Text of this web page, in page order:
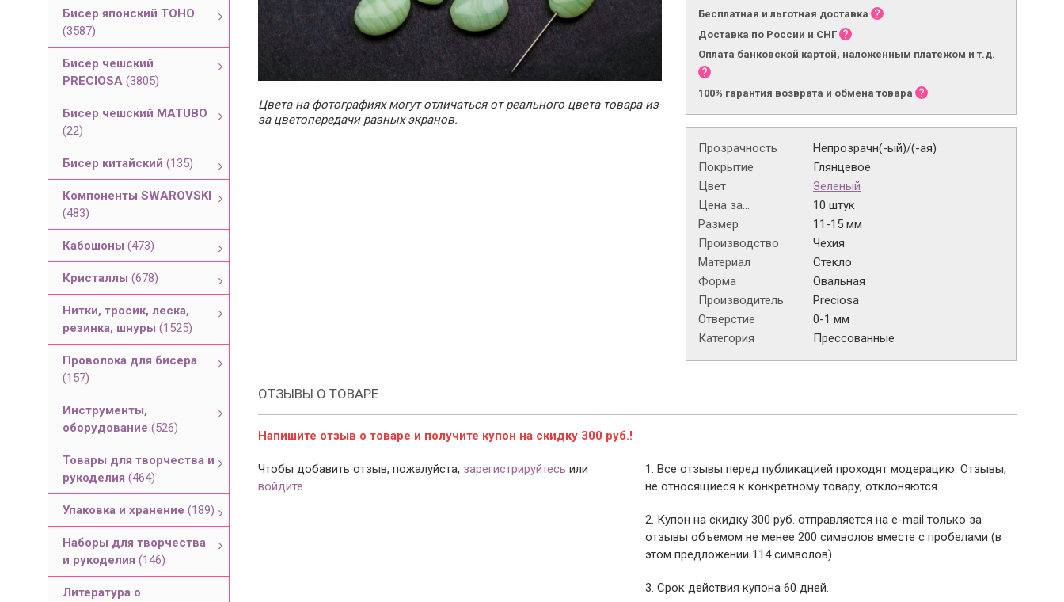
Бисер японский TOHO
(3587)
Бисер чешский
PRECIOSA (3805)
Бисер чешский MATUBO
(22)
Бисер китайский (135)
Компоненты SWAROVSKI
(483)
Кабошоны (473)
Кристаллы (678)
Нитки, тросик, леска,
резинка, шнуры (1525)
Проволока для бисера
(157)
Инструменты,
оборудование (526)
Товары для творчества и
рукоделия (464)
Упаковка и хранение (189)
Наборы для творчества
и рукоделия (146)
Литература о
Цвета на фотографиях могут отличаться от реального цвета товара из-
за цветопередачи разных экранов.
Бесплатная и льготная доставка
Доставка по России и СНГ
Оплата банковской картой, наложенным платежом и т.д.
100% гарантия возврата и обмена товара
Прозрачность
Непрозрачн(-ый)/(-ая)
Покрытие
Глянцевое
Цвет
Зеленый
Цена за...
10 штук
Размер
11-15 мм
Производство
Чехия
Материал
Стекло
Форма
Овальная
Производитель
Preciosa
Отверстие
0-1 мм
Категория
Прессованные
ОТЗЫВЫ О ТОВАРЕ
Напишите отзыв о товаре и получите купон на скидку 300 руб.!
Чтобы добавить отзыв, пожалуйста, зарегистрируйтесь или
войдите
1. Все отзывы перед публикацией проходят модерацию. Отзывы,
не относящиеся к конкретному товару, отклоняются.
2. Купон на скидку 300 руб. отправляется на e-mail только за
отзывы объемом не менее 200 символов вместе с пробелами (в
этом предложении 114 символов).
3. Срок действия купона 60 дней.